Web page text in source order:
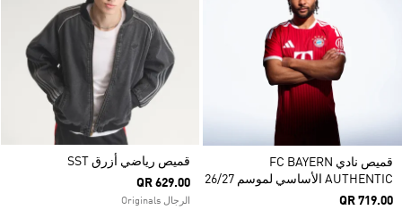
قميص نادي FC BAYERN
AUTHENTIC الأساسي لموسم 26/27
QR 719.00
قميص رياضي أزرق SST
QR 629.00
الرجال Originals